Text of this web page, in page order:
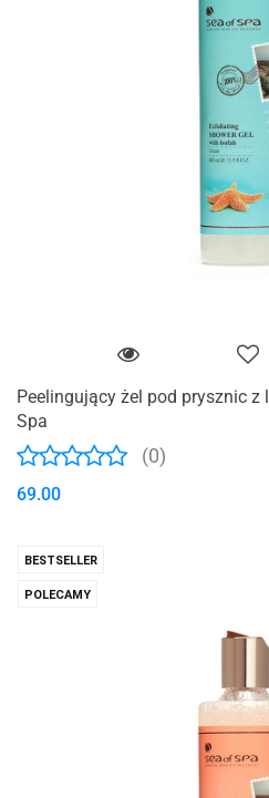
Peelingujący żel pod prysznic
Spa
(0)
69.00
BESTSELLER
POLECAMY